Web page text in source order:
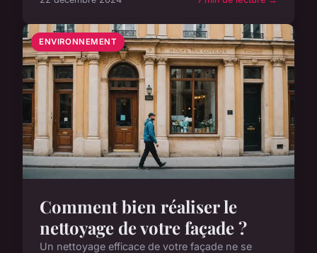
ENVIRONNEMENT
Comment bien réaliser le
nettoyage de votre façade ?
Un nettoyage efficace de votre façade ne se